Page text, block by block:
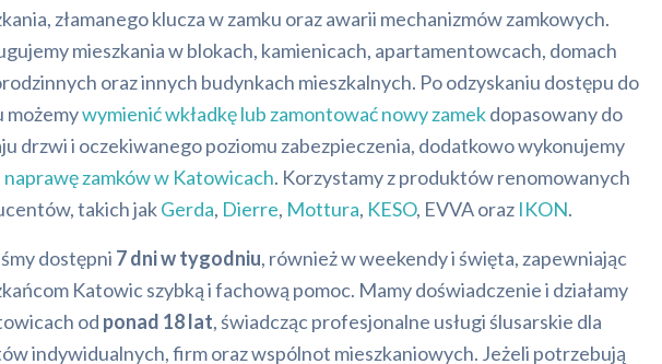
złamanego klucza w zamku oraz awarii mechanizmów zamkowych.
mieszkania w blokach, kamienicach, apartamentowcach, domach
oraz innych budynkach mieszkalnych. Po odzyskaniu dostępu do
możemywymienić wkładkę lub zamontować nowy zamekdopasowany do
drzwi i oczekiwanego poziomu zabezpieczenia, dodatkowo wykonujemy
naprawę zamków w Katowicach. Korzystamy z produktów renomowanych
takich jakGerda, Dierre, Mottura, KESO, EVVA oraz IKON.
dostępni 7 dni w tygodniu, również w weekendy i święta, zapewniając
Katowic szybką i fachową pomoc. Mamy doświadczenie i działamy
od ponad 18 lat, świadcząc profesjonalne usługi ślusarskie dla
indywidualnych, firm oraz wspólnot mieszkaniowych. Jeżeli potrzebują